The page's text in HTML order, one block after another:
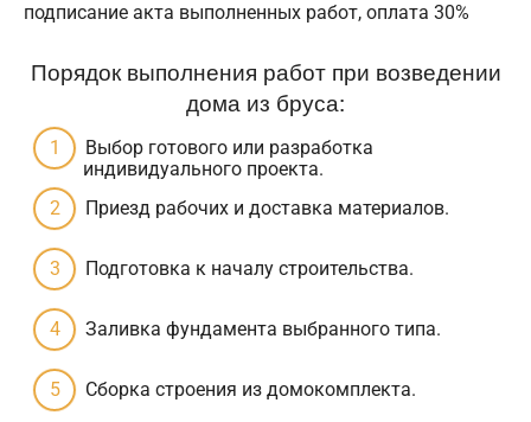
подписание акта выполненных работ, оплата 30%
Порядок выполнения работ при возведении
дома из бруса:
Выбор готового или разработка
индивидуального проекта.
Приезд рабочих и доставка материалов.
Подготовка к началу строительства.
Заливка фундамента выбранного типа.
Сборка строения из домокомплекта.